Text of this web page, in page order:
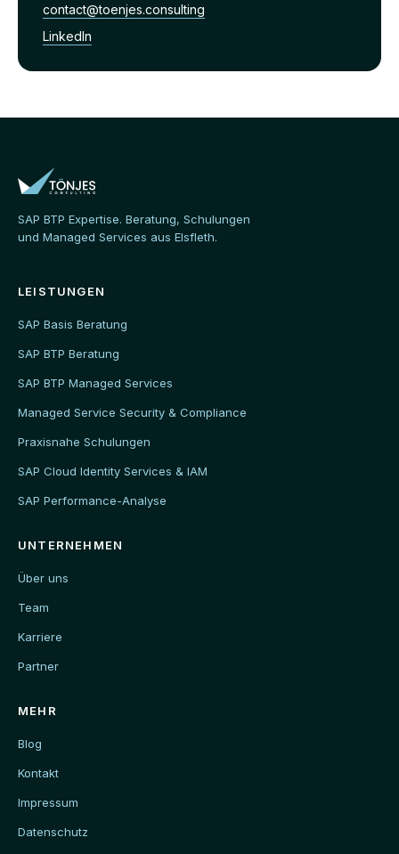
contact@toenjes.consulting
LinkedIn
SAP BTP Expertise. Beratung, Schulungen
und Managed Services aus Elsfleth.
LEISTUNGEN
SAP Basis Beratung
SAP BTP Beratung
SAP BTP Managed Services
Managed Service Security & Compliance
Praxisnahe Schulungen
SAP Cloud Identity Services & IAM
SAP Performance-Analyse
UNTERNEHMEN
Über uns
Team
Karriere
Partner
MEHR
Blog
Kontakt
Impressum
Datenschutz